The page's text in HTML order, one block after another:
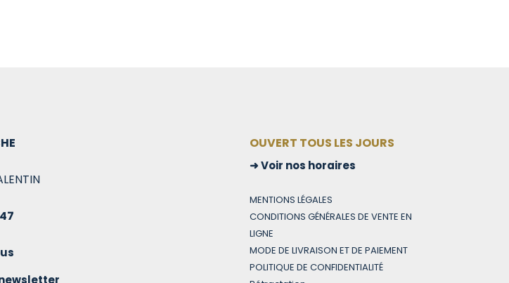
OUVERT TOUS LES JOURS
Voir nos horaires
MENTIONS LÉGALES
CONDITIONS GÉNÉRALES DE VENTE EN
LIGNE
MODE DE LIVRAISON ET DE PAIEMENT
POLITIQUE DE CONFIDENTIALITÉ